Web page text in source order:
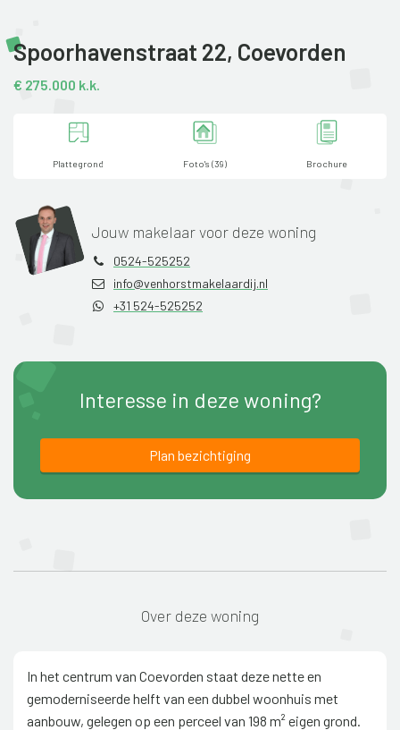
Spoorhavenstraat 22, Coevorden
€ 275.000 k.k.
Plattegrond Foto's (39) Brochure
Jouw makelaar voor deze woning
0524-525252
info@venhorstmakelaardij.nl
+31 524-525252
Interesse in deze woning?
Plan bezichtiging
Over deze woning
In het centrum van Coevorden staat deze nette en
gemoderniseerde helft van een dubbel woonhuis met
aanbouw, gelegen op een perceel van 198 m² eigen grond.